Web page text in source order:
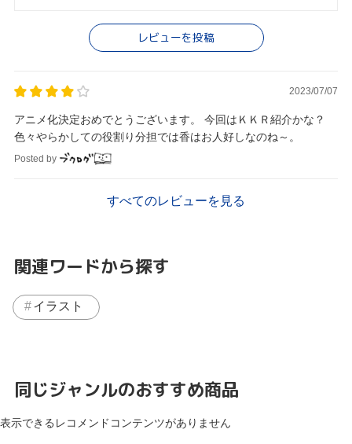
レビューを投稿
2023/07/07
アニメ化決定おめでとうございます。 今回はＫＫＲ紹介かな？
色々やらかしての役割り分担では香はお人好しなのね～。
Posted by
すべてのレビューを見る
関連ワードから探す
イラスト
同じジャンルのおすすめ商品
表示できるレコメンドコンテンツがありません